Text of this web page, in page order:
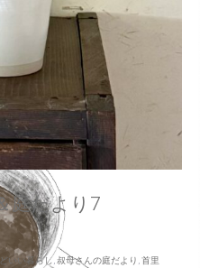
庭だより7
いい暮らし,叔母さんの庭だより ,首里